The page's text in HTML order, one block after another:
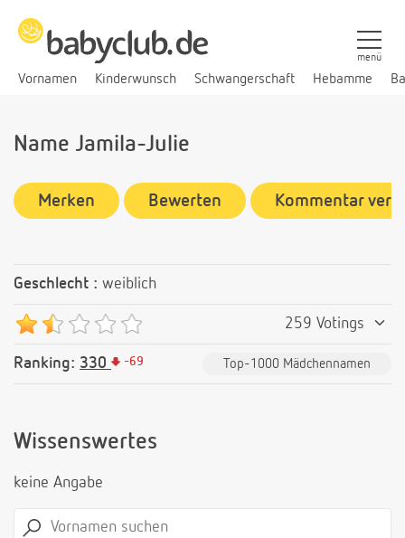
Vornamen Kinderwunsch Schwangerschaft Hebamme
menü
Name Jamila-Julie
Merken Bewerten Kommentar
Geschlecht : weiblich
259 Votings
Ranking: 330 -69 Top-1000 Mädchennamen
Wissenswertes
keine Angabe